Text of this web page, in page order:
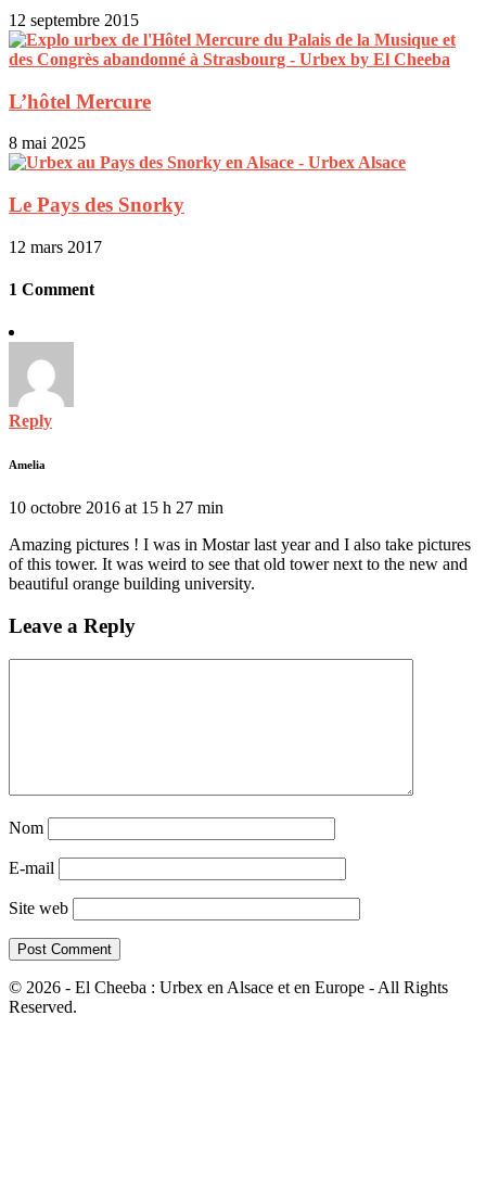
12 septembre 2015
L’hôtel Mercure
8 mai 2025
Le Pays des Snorky
12 mars 2017
1 Comment
Reply
Amelia
10 octobre 2016 at 15 h 27 min
Amazing pictures ! I was in Mostar last year and I also take pictures
of this tower. It was weird to see that old tower next to the new and
beautiful orange building university.
Leave a Reply
Nom
E-mail
Site web
© 2026 - El Cheeba : Urbex en Alsace et en Europe - All Rights
Reserved.